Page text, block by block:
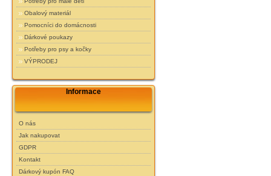
Obalový materiál
Pomocníci do domácnosti
Dárkové poukazy
Potřeby pro psy a kočky
VÝPRODEJ
Informace
O nás
Jak nakupovat
GDPR
Kontakt
Dárkový kupón FAQ